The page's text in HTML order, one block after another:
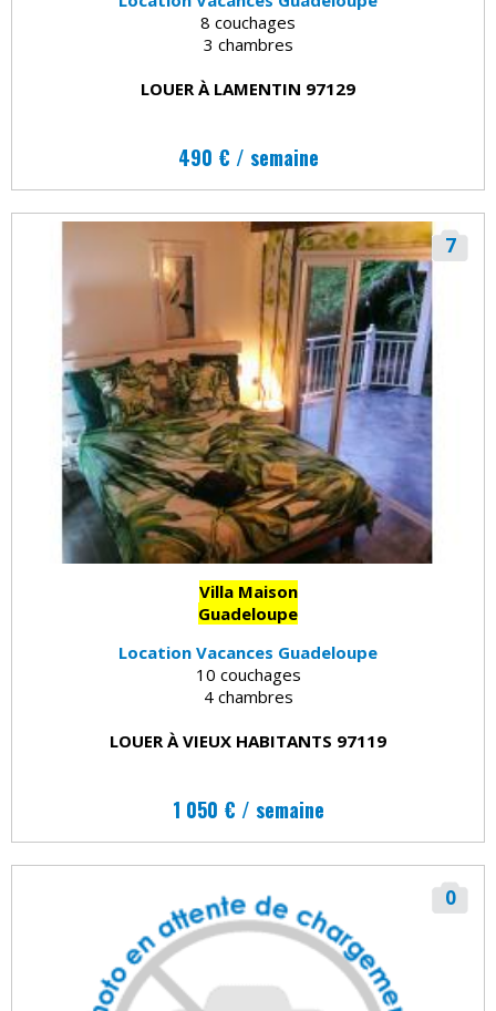
8 couchages
3 chambres
LOUER À LAMENTIN 97129
490 € / semaine
7
Villa Maison
Guadeloupe
Location Vacances Guadeloupe
10 couchages
4 chambres
LOUER À VIEUX HABITANTS 97119
1 050 € / semaine
0